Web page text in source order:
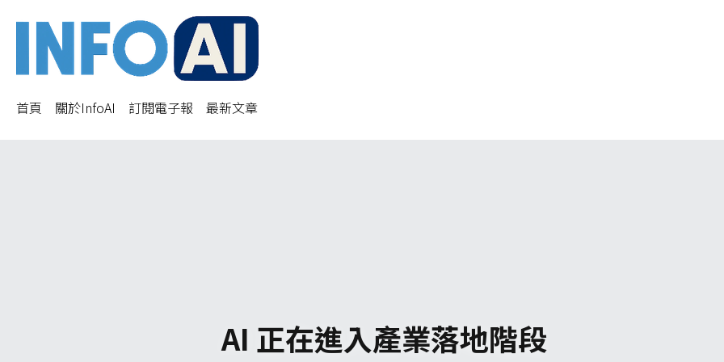
首頁 關於InfoAI 訂閱電子報 最新文章
AI 正在進入產業落地階段